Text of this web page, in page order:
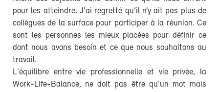
pour les atteindre. J'ai regretté qu’il n’y ait pas plus de
collègues de la surface pour participer à la réunion. Ce
sont les personnes les mieux placées pour définir ce
dont nous avons besoin et ce que nous souhaitons au
travail.
L'équilibre entre vie professionnelle et vie privée, la
Work-Life-Balance, ne doit pas être qu'un mot mais